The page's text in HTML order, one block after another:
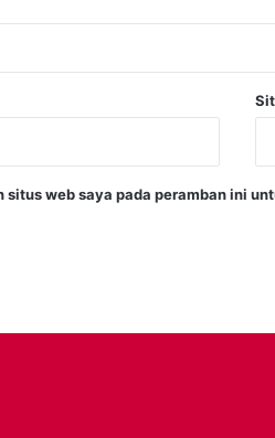
situs web saya pada peramban ini